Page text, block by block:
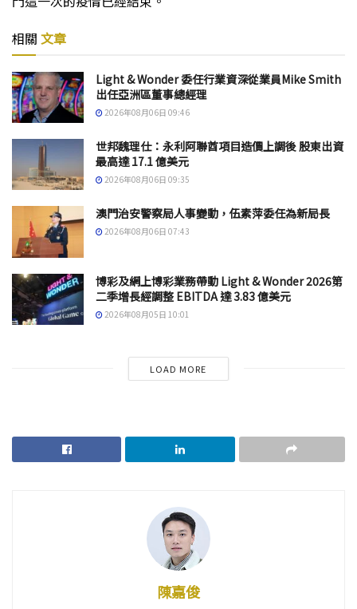
相關 文章
Light & Wonder 委任行業資深從業員Mike Smith
出任亞洲區董事總經理
2026年08月06日 09:46
世邦魏理仕：永利阿聯酋項目造價上調後 股東出資
最高達 17.1 億美元
2026年08月06日 09:35
澳門治安警察局人事變動，伍素萍委任為新局長
2026年08月06日 07:43
博彩及網上博彩業務帶動 Light & Wonder 2026第
二季增長經調整 EBITDA 達 3.83 億美元
2026年08月05日 10:01
LOAD MORE
陳嘉俊